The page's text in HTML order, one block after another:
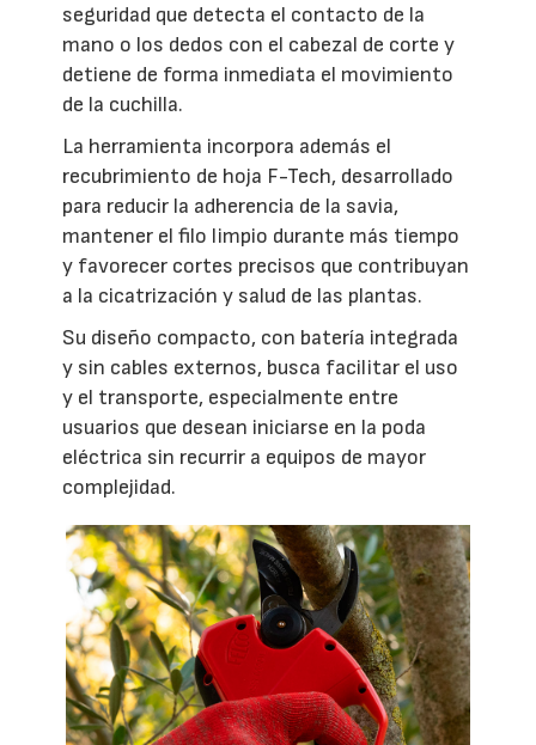
seguridad que detecta el contacto de la
mano o los dedos con el cabezal de corte y
detiene de forma inmediata el movimiento
de la cuchilla.
La herramienta incorpora además el
recubrimiento de hoja F-Tech, desarrollado
para reducir la adherencia de la savia,
mantener el filo limpio durante más tiempo
y favorecer cortes precisos que contribuyan
a la cicatrización y salud de las plantas.
Su diseño compacto, con batería integrada
y sin cables externos, busca facilitar el uso
y el transporte, especialmente entre
usuarios que desean iniciarse en la poda
eléctrica sin recurrir a equipos de mayor
complejidad.